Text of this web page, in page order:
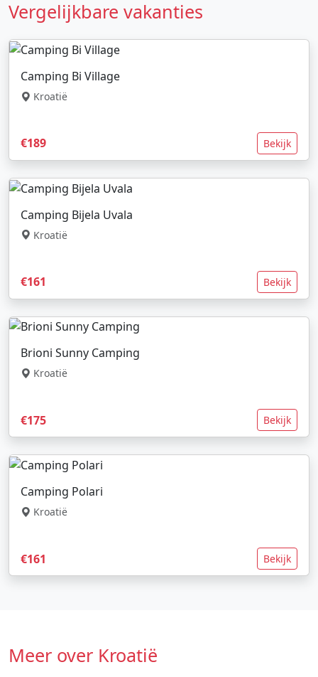
Vergelijkbare vakanties
Camping Bi Village
Kroatië
€189 Bekijk
Camping Bijela Uvala
Kroatië
€161 Bekijk
Brioni Sunny Camping
Kroatië
€175 Bekijk
Camping Polari
Kroatië
€161 Bekijk
Meer over Kroatië